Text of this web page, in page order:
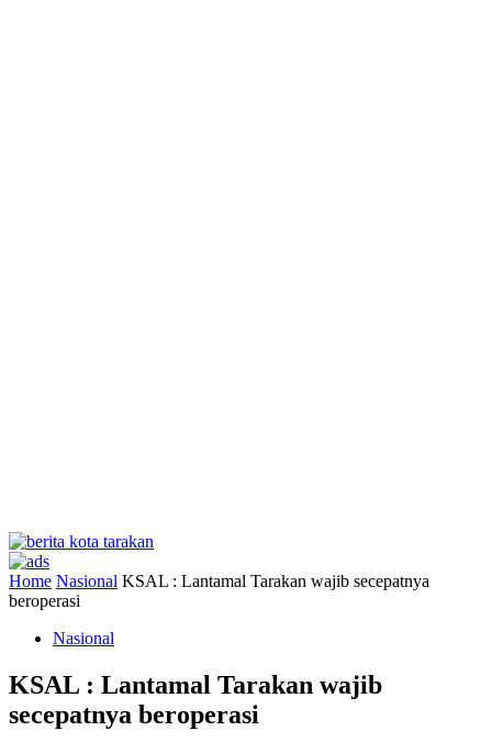
Home Nasional KSAL : Lantamal Tarakan wajib secepatnya
beroperasi
Nasional
KSAL : Lantamal Tarakan wajib
secepatnya beroperasi